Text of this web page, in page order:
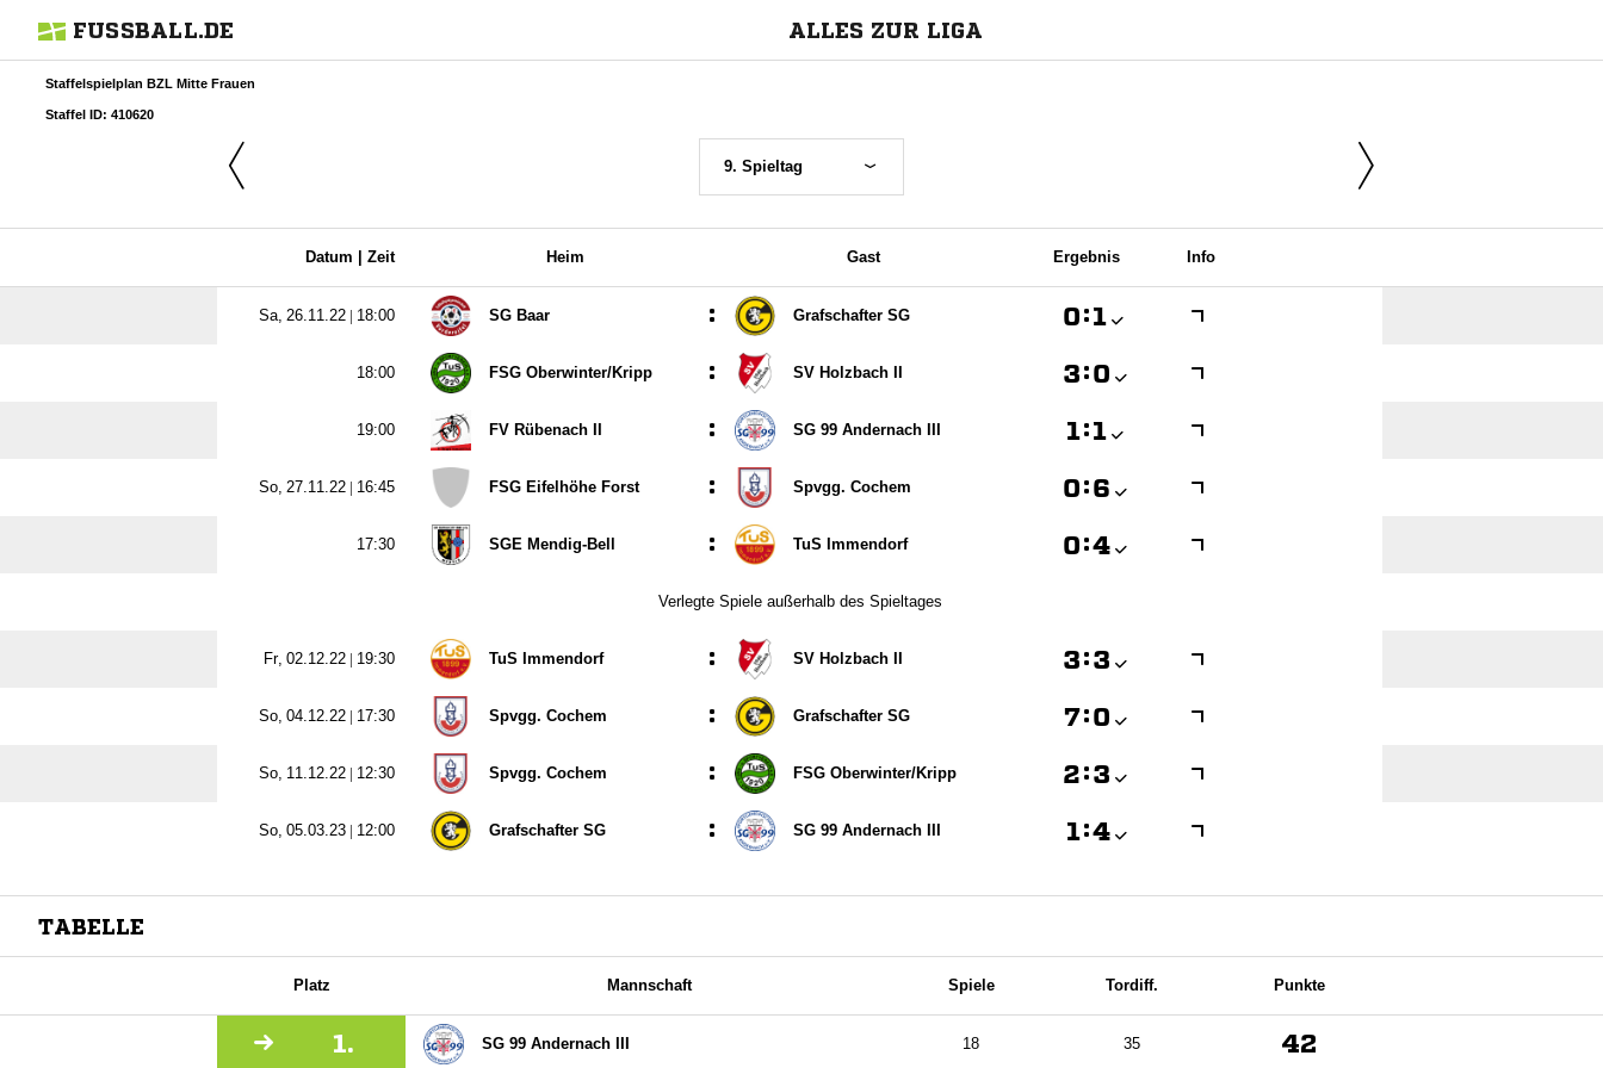
FUSSBALL.DE ALLES ZUR LIGA
Staffelspielplan BZL Mitte Frauen
Staffel ID: 410620
9. Spieltag
Datum | Zeit Heim Gast Ergebnis Info
  |  SG Baar : Grafschafter SG :
 FSG Oberwinter/​Kripp : SV Holzbach II :
 FV Rübenach II : SG 99 Andernach III :
  |  FSG Eifelhöhe Forst : Spvgg. Cochem :
 SGE Mendig-Bell : TuS Immendorf :
Verlegte Spiele außerhalb des Spieltages
  |  TuS Immendorf : SV Holzbach II :
  |  Spvgg. Cochem : Grafschafter SG :
  |  Spvgg. Cochem : FSG Oberwinter/​Kripp :
  |  Grafschafter SG : SG 99 Andernach III :
TABELLE
Platz Mannschaft Spiele Tordiff. Punkte
1. SG 99 Andernach III 18 35 42